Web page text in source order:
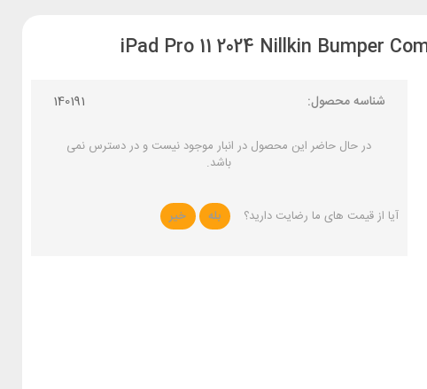
شناسه محصول: 140191
در حال حاضر این محصول در انبار موجود نیست و در دسترس نمی
باشد.
آیا از قیمت های ما رضایت دارید؟ بله خیر